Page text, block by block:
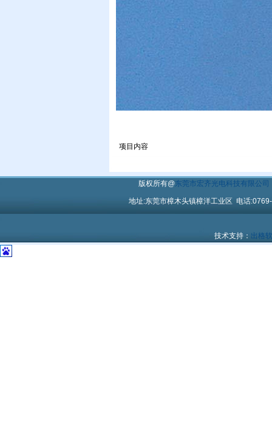
项目内容
版权所有@东莞市宏齐光电科技有限公司
地址:东莞市樟木头镇樟洋工业区 电话
技术支持： 出格